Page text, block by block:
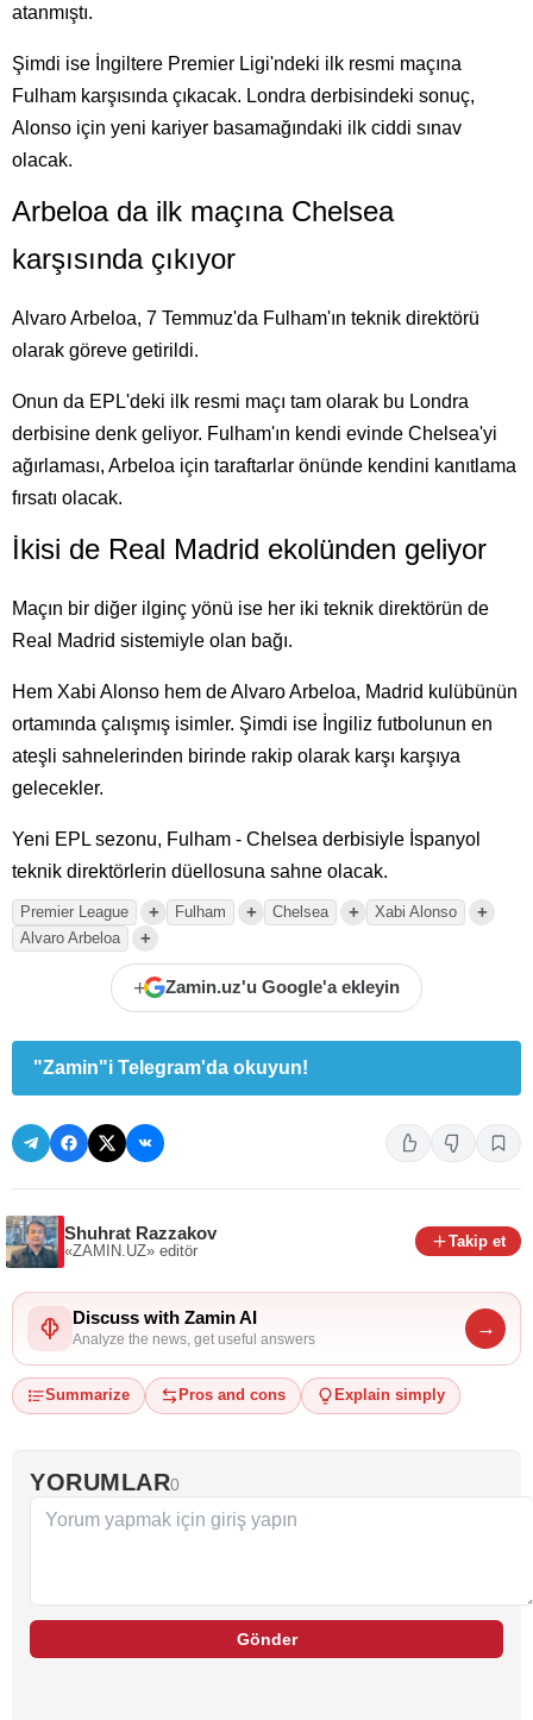
atanmıştı.
Şimdi ise İngiltere Premier Ligi'ndeki ilk resmi maçına
Fulham karşısında çıkacak. Londra derbisindeki sonuç,
Alonso için yeni kariyer basamağındaki ilk ciddi sınav
olacak.
Arbeloa da ilk maçına Chelsea
karşısında çıkıyor
Alvaro Arbeloa, 7 Temmuz'da Fulham'ın teknik direktörü
olarak göreve getirildi.
Onun da EPL'deki ilk resmi maçı tam olarak bu Londra
derbisine denk geliyor. Fulham'ın kendi evinde Chelsea'yi
ağırlaması, Arbeloa için taraftarlar önünde kendini kanıtlama
fırsatı olacak.
İkisi de Real Madrid ekolünden geliyor
Maçın bir diğer ilginç yönü ise her iki teknik direktörün de
Real Madrid sistemiyle olan bağı.
Hem Xabi Alonso hem de Alvaro Arbeloa, Madrid kulübünün
ortamında çalışmış isimler. Şimdi ise İngiliz futbolunun en
ateşli sahnelerinden birinde rakip olarak karşı karşıya
gelecekler.
Yeni EPL sezonu, Fulham - Chelsea derbisiyle İspanyol
teknik direktörlerin düellosuna sahne olacak.
Premier League + Fulham + Chelsea + Xabi Alonso +
Alvaro Arbeloa +
+ Zamin.uz'u Google'a ekleyin
"Zamin"i Telegram'da okuyun!
Shuhrat Razzakov
«ZAMIN.UZ» editör
Takip et
Discuss with Zamin AI
Analyze the news, get useful answers
→
Summarize Pros and cons Explain simply
YORUMLAR0
Gönder